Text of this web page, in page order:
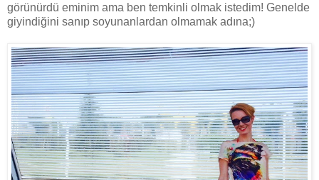
görünürdü eminim ama ben temkinli olmak istedim! Genelde
giyindiğini sanıp soyunanlardan olmamak adına;)